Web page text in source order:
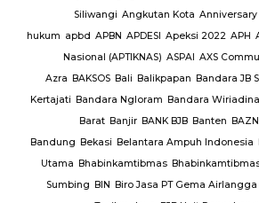
Siliwangi Angkutan Kota Anniversary
hukum apbd APBN APDESI Apeksi 2022 APH
Nasional (APTIKNAS) ASPAI AXS
Azra BAKSOS Bali Balikpapan Bandara JB
Kertajati Bandara Ngloram Bandara
Barat Banjir BANK BJB Banten
Bandung Bekasi Belantara Ampuh Indonesia
Utama Bhabinkamtibmas
Sumbing BIN Biro Jasa PT Gema